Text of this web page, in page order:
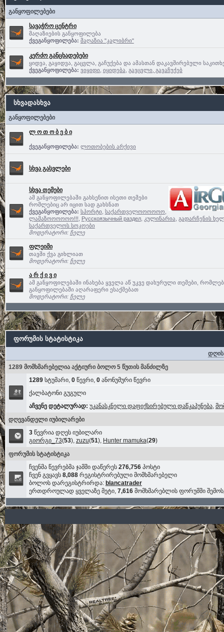
განყოფილებები
სავაჭრო ცენტრი
მაღაზიების განყოფილება
ქვეგანყოფილება: მაღაზია "კალიბრი"
კერძო განცხადებები
ყიდვა, გაყიდვა, გაცვლა, გაჩუქება და ამასთან დაკავშირებული
ქვეგანყოფილება: ვიყიდი იყიდება გავცვლი, გავაჩუქებ
სხვადასხვა
განყოფილებები
ლ ო თ ო ბ ე ბ ი
ქვეგანყოფილება: ლოთობების არქივი
სხვა გასვლები
სხვა თემები
ამ განყოფილებაში გახსენით ისეთი თემები
რომლებიც არ იცით სად გახსნათ
ქვეგანყოფილება: სპორტი საქართველოოოოოო,
ლამაზოოოოოო!!!
Русскоязычный раздел, კულინარია გადარჩენის
საქართველოს სოკოები
მოდერატორი: ჩელე
ფლეიმი
თავში ქვა გიხლიათ
მოდერატორი: ჩელე
ა რ ქ ი ვ ი
ამ განყოფილებაში ინახება ყველა აწ უკვე დახურული თემები,
განყოფილებაში აღარაფერი ესაქმებათ
მოდერატორი: ჩელე
ფორუმის სტატისტიკა
დღის
1289 მომხმარებელია აქტიური ბოლო 5 წუთის მანძილზე
1289სტუმარი, 0წევრი, 0ანონუმური წევრი
ქალბატონი გუგული
აჩვენე დეტალურად: უკანასკნელი დაფიქსირებული დაწკაპუნება,
დღევანდელი იუბილარები
3წევრია დღეს იუბილარი
გიორგი_73(53), zuzu(51), Hunter mamuka(29)
ფორუმის სტატისტიკა
ჩვენმა წევრებმა ჯამში დაწერეს 276,756პოსტი
ჩვენ გვყავს 8,088რეგისტრირებული მომხმარებელი
ბოლოს დარეგისტრირდა: blancatrader
ერთდროულად ყველაზე მეტი, 7,616მომხმარებლის ფორუმში